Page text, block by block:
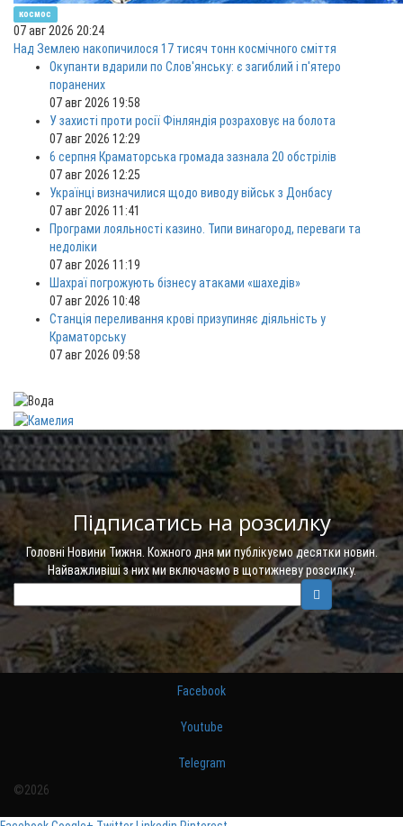
космос
07 авг 2026 20:24
Над Землею накопичилося 17 тисяч тонн космічного сміття
Окупанти вдарили по Слов'янську: є загиблий і п'ятеро
поранених
07 авг 2026 19:58
У захисті проти росії Фінляндія розраховує на болота
07 авг 2026 12:29
6 серпня Краматорська громада зазнала 20 обстрілів
07 авг 2026 12:25
Українці визначилися щодо виводу військ з Донбасу
07 авг 2026 11:41
Програми лояльності казино. Типи винагород, переваги та
недоліки
07 авг 2026 11:19
Шахраї погрожують бізнесу атаками «шахедів»
07 авг 2026 10:48
Станція переливання крові призупиняє діяльність у
Краматорську
07 авг 2026 09:58
Підписатись на розсилку
Головні Новини Тижня. Кожного дня ми публікуємо десятки новин.
Найважливіші з них ми включаємо в щотижневу розсилку.
Facebook
Youtube
Telegram
©2026